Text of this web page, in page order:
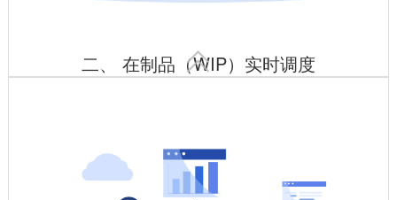
二、 在制品（WIP）实时调度
